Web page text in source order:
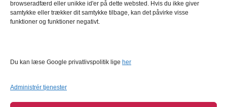
browseradfærd eller unikke id'er på dette websted. Hvis du ikke giver
samtykke eller trækker dit samtykke tilbage, kan det påvirke visse
funktioner og funktioner negativt.
Du kan læse Google privatlivspolitik lige her
Administrér tjenester
Om Bagetid.dk
Se Fødevarestyrelsens smiley-rapporter